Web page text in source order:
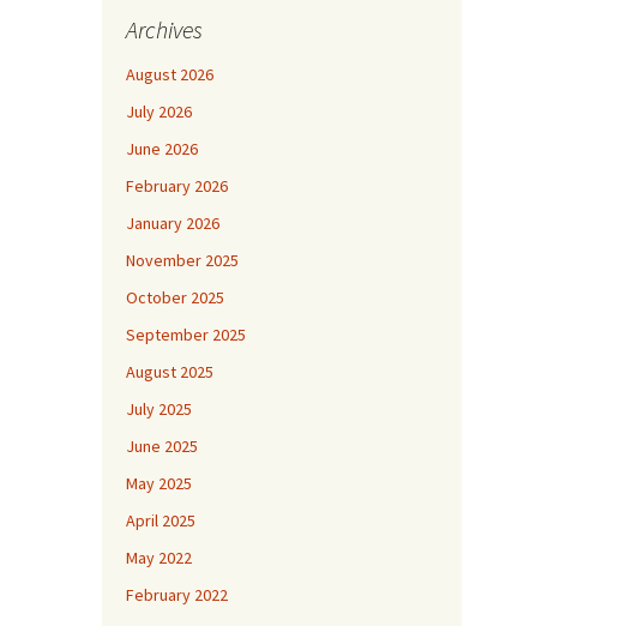
Archives
August 2026
July 2026
June 2026
February 2026
January 2026
November 2025
October 2025
September 2025
August 2025
July 2025
June 2025
May 2025
April 2025
May 2022
February 2022